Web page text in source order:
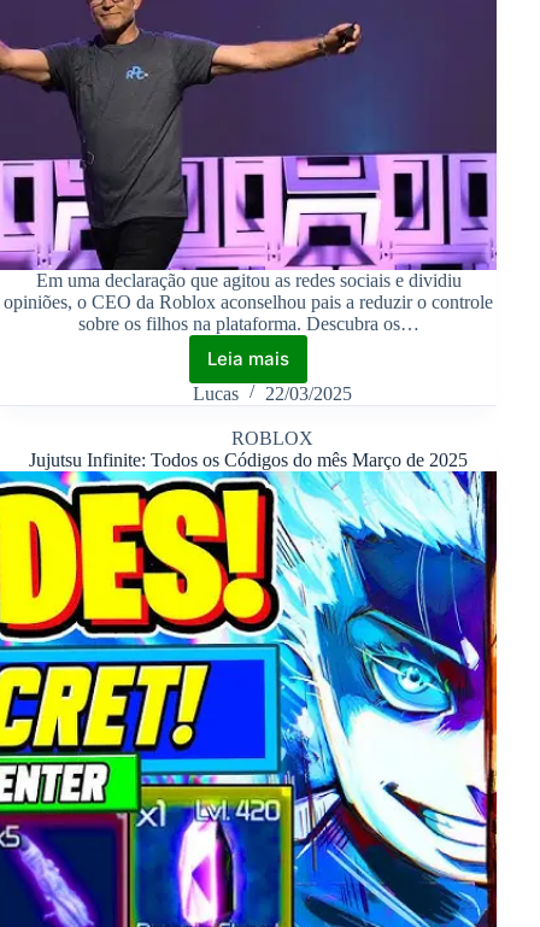
Em uma declaração que agitou as redes sociais e dividiu
opiniões, o CEO da Roblox aconselhou pais a reduzir o controle
sobre os filhos na plataforma. Descubra os…
Leia mais
Lucas 22/03/2025
ROBLOX
Jujutsu Infinite: Todos os Códigos do mês Março de 2025